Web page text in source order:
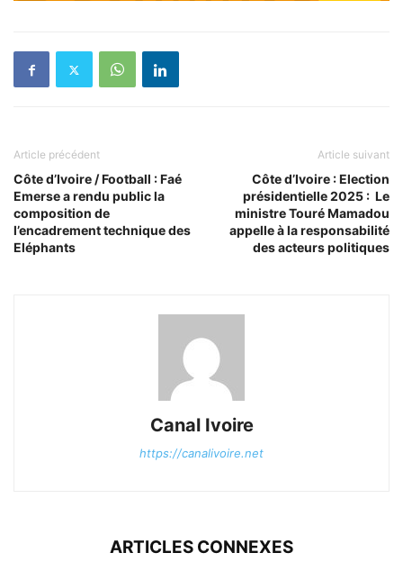
Article précédent
Côte d’Ivoire / Football : Faé
Emerse a rendu public la
composition de
l’encadrement technique des
Eléphants
Article suivant
Côte d’Ivoire : Election
présidentielle 2025 : Le
ministre Touré Mamadou
appelle à la responsabilité
des acteurs politiques
Canal Ivoire
https://canalivoire.net
ARTICLES CONNEXES